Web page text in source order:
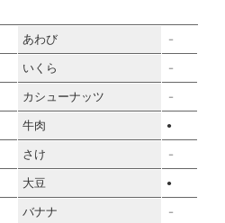
あわび －
いくら －
カシューナッツ －
牛肉 ●
さけ －
大豆 ●
バナナ －